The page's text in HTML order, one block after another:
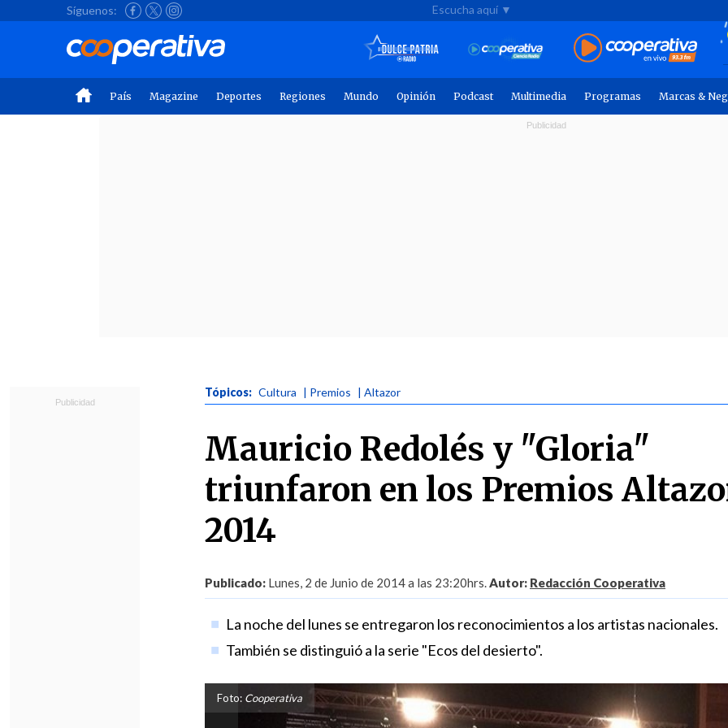
Síguenos: Escucha aquí ▼
País Magazine Deportes Regiones Mundo Opinión Podcast Multimedia Programas Marcas &
Tópicos: Cultura | Premios | Altazor
Mauricio Redolés y "Gloria"
triunfaron en los Premios
2014
Publicado: Lunes, 2 de Junio de 2014 a las 23:20hrs.Autor: Redacción Cooperativa
La noche del lunes se entregaron los reconocimientos a los artistas nacionales.
También se distinguió a la serie "Ecos del desierto".
Foto: Cooperativa